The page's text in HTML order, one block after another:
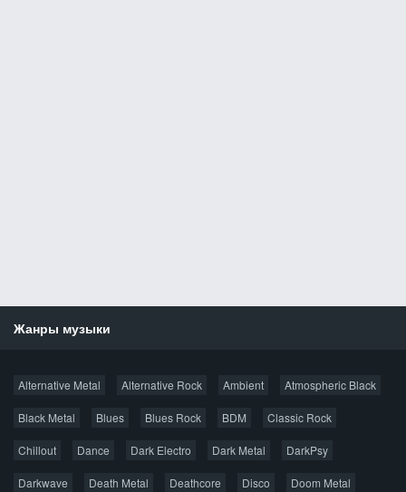
Жанры музыки
Alternative Metal Alternative Rock Ambient Atmospheric Black
Black Metal Blues Blues Rock BDM Classic Rock
Chillout Dance Dark Electro Dark Metal DarkPsy
Darkwave Death Metal Deathcore Disco Doom Metal
Новые раздачи
Популярное за сутки